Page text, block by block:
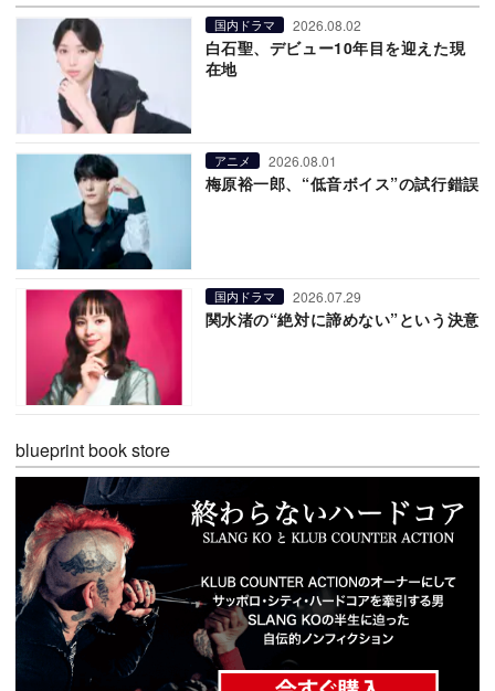
国内ドラマ 2026.08.02
白石聖、デビュー10年目を迎えた現
在地
アニメ 2026.08.01
梅原裕一郎、“低音ボイス”の試行錯誤
国内ドラマ 2026.07.29
関水渚の“絶対に諦めない”という決意
blueprint book store